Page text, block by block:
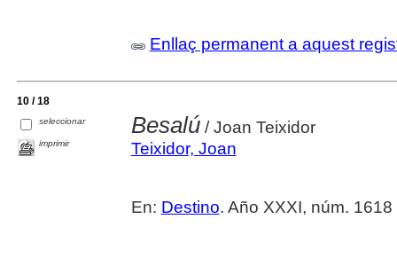
Enllaç permanent a aquest
10 / 18
seleccionar
imprimir
Besalú/ Joan Teixidor
Teixidor, Joan
En: Destino. Año XXXI, núm.